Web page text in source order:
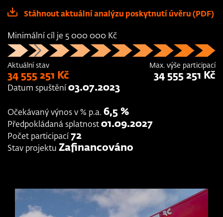
Stáhnout aktuální analýzu poskytnutí úvěru (PDF)
Minimální cíl je 5 000 000 Kč
Aktuální stav
34 555 251 Kč
Max. výše participací
34 555 251 Kč
Datum spuštění 03.07.2023
Očekávaný výnos v % p.a. 6,5 %
Předpokládaná splatnost 01.09.2027
Počet participací 72
Stav projektu Zafinancováno